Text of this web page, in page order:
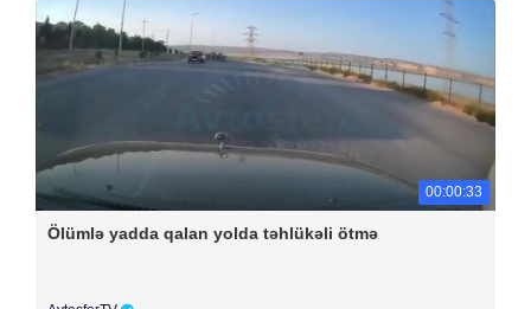
00:00:33
Ölümlə yadda qalan yolda təhlükəli ötmə